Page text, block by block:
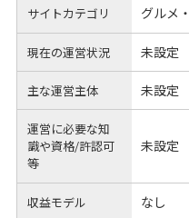
サイトカテゴリ グルメ
現在の運営状況 未設定
主な運営主体 未設定
運営に必要な知
識や資格/許認可
等
未設定
収益モデル なし